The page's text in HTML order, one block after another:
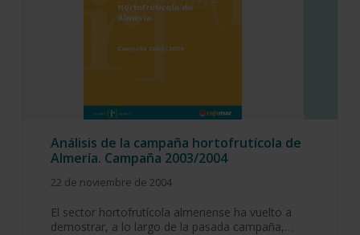
Análisis de la campaña hortofrutícola de
Almería. Campaña 2003/2004
22 de noviembre de 2004
El sector hortofrutícola almeriense ha vuelto a
demostrar, a lo largo de la pasada campaña,…